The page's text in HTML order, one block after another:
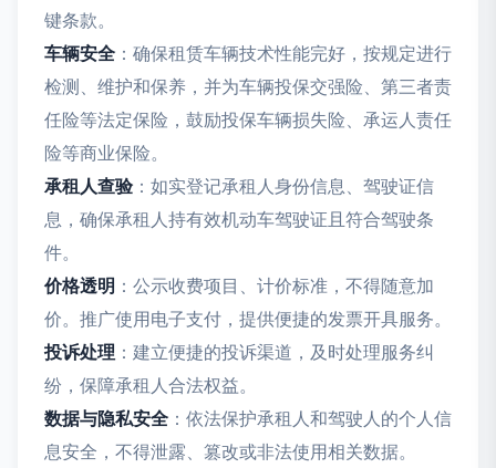
键条款。
车辆安全 ：确保租赁车辆技术性能完好，按规定进行
检测、维护和保养，并为车辆投保交强险、第三者责
任险等法定保险，鼓励投保车辆损失险、承运人责任
险等商业保险。
承租人查验：如实登记承租人身份信息、驾驶证信
息，确保承租人持有效机动车驾驶证且符合驾驶条
件。
价格透明 ：公示收费项目、计价标准，不得随意加
价。推广使用电子支付，提供便捷的发票开具服务。
投诉处理 ：建立便捷的投诉渠道，及时处理服务纠
纷，保障承租人合法权益。
数据与隐私安全 ：依法保护承租人和驾驶人的个人信
息安全，不得泄露、篡改或非法使用相关数据。